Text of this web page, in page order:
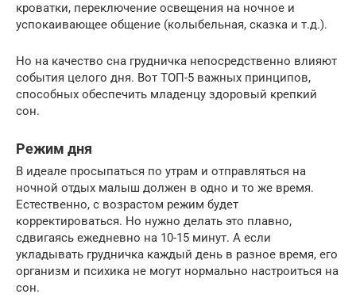
кроватки, переключение освещения на ночное и
успокаивающее общение (колыбельная, сказка и т.д.).
Но на качество сна грудничка непосредственно влияют
события целого дня. Вот ТОП-5 важных принципов,
способных обеспечить младенцу здоровый крепкий
сон.
Режим дня
В идеале просыпаться по утрам и отправляться на
ночной отдых малыш должен в одно и то же время.
Естественно, с возрастом режим будет
корректироваться. Но нужно делать это плавно,
сдвигаясь ежедневно на 10-15 минут. А если
укладывать грудничка каждый день в разное время, его
организм и психика не могут нормально настроиться на
сон.